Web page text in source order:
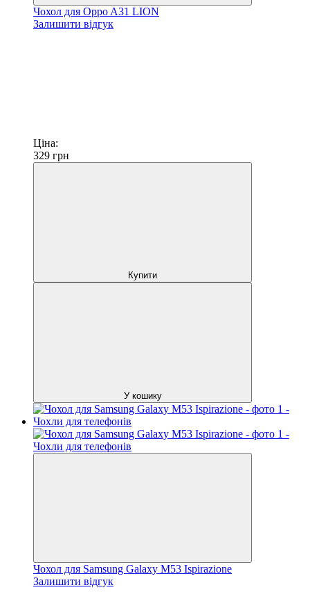
Чохол для Oppo A31 LION
Залишити відгук
Ціна:
329 грн
Купити
У кошику
Чохол для Samsung Galaxy M53 Ispirazione
Залишити відгук